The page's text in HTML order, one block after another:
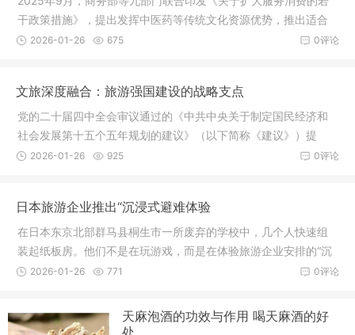
干政策措施》，提出发挥中医药等传统文化资源优势，推出适合
外国游客的特色旅游线路。自政策实施以来，海南、四川等地的
0评论
2026-01-26 675
文旅深度融合：旅游强国建设的战略支点
党的二十届四中全会审议通过的《中共中央关于制定国民经济和
社会发展第十五个五年规划的建议》（以下简称《建议》）提
出：“推进文旅深度融合，大力发展文化旅游业，以文化赋能经济
0评论
2026-01-26 925
日本旅游企业推出“沉浸式避难体验
在日本东京北部群马县桐生市一所废弃的学校中，几个人快速组
装起纸板房。他们不是在玩游戏，而是在体验旅游企业安排的“沉
浸式避难体验”项目，为未来可能发生的紧急情况做准备。据日本
0评论
2026-01-26 771
天麻泡酒的功效与作用 喝天麻酒的好